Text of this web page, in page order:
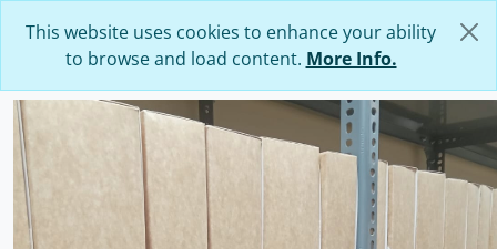
This website uses cookies to enhance your ability
to browse and load content. More Info.